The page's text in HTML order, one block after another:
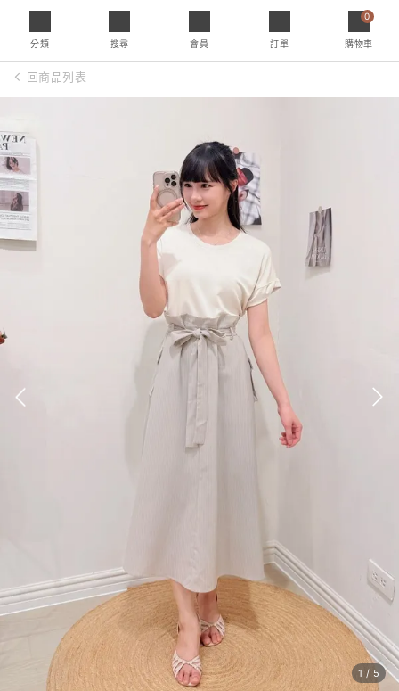
分類 搜尋 會員 訂單
0
購物車
回商品列表
1 / 5